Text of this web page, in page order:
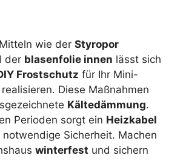
wie der Styropor
der blasenfolie innen lässt sich
Frostschutz für Ihr Mini-
Diese Maßnahmen
Kältedämmung.
Perioden sorgt ein Heizkabel
Sicherheit. Machen
winterfest und sichern